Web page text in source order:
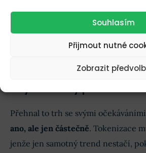
Souhlasím
Přijmout nutné
Zobrazit
aktuálně obchoduje asi o 58 % níže
Náladu na trhu
Když ani silný příběh
Přehnal to trh se svými
ano, ale jen částečně. Tokenizace
jenže jen samotný trend nestačí,